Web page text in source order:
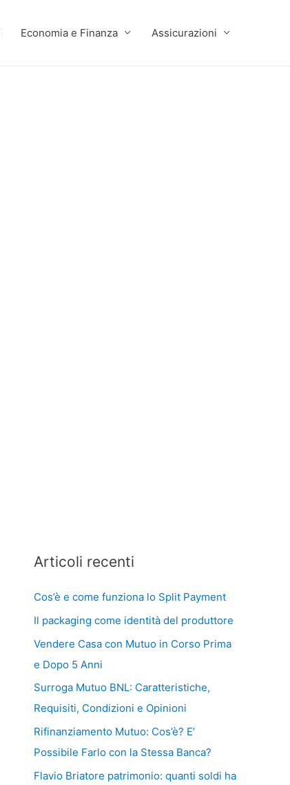
Economia e Finanza Assicurazioni
Articoli recenti
Cos’è e come funziona lo Split Payment
Il packaging come identità del produttore
Vendere Casa con Mutuo in Corso Prima
e Dopo 5 Anni
Surroga Mutuo BNL: Caratteristiche,
Requisiti, Condizioni e Opinioni
Rifinanziamento Mutuo: Cos’è? E’
Possibile Farlo con la Stessa Banca?
Flavio Briatore patrimonio: quanti soldi ha